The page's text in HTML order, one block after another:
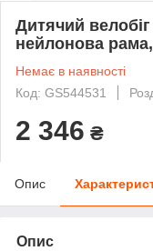
Дитячий
нейлонова
Немає в наявності
Код: GS544531
2 346 ₴
Опис
Опис